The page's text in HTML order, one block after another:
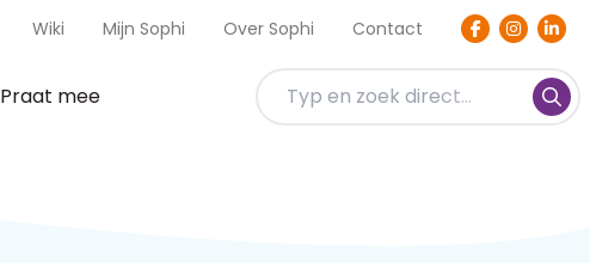
Wiki Mijn Sophi Over Sophi Contact
Praat mee